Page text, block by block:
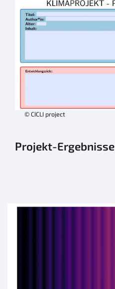
© CICLI project
Projekt-Ergebnisse